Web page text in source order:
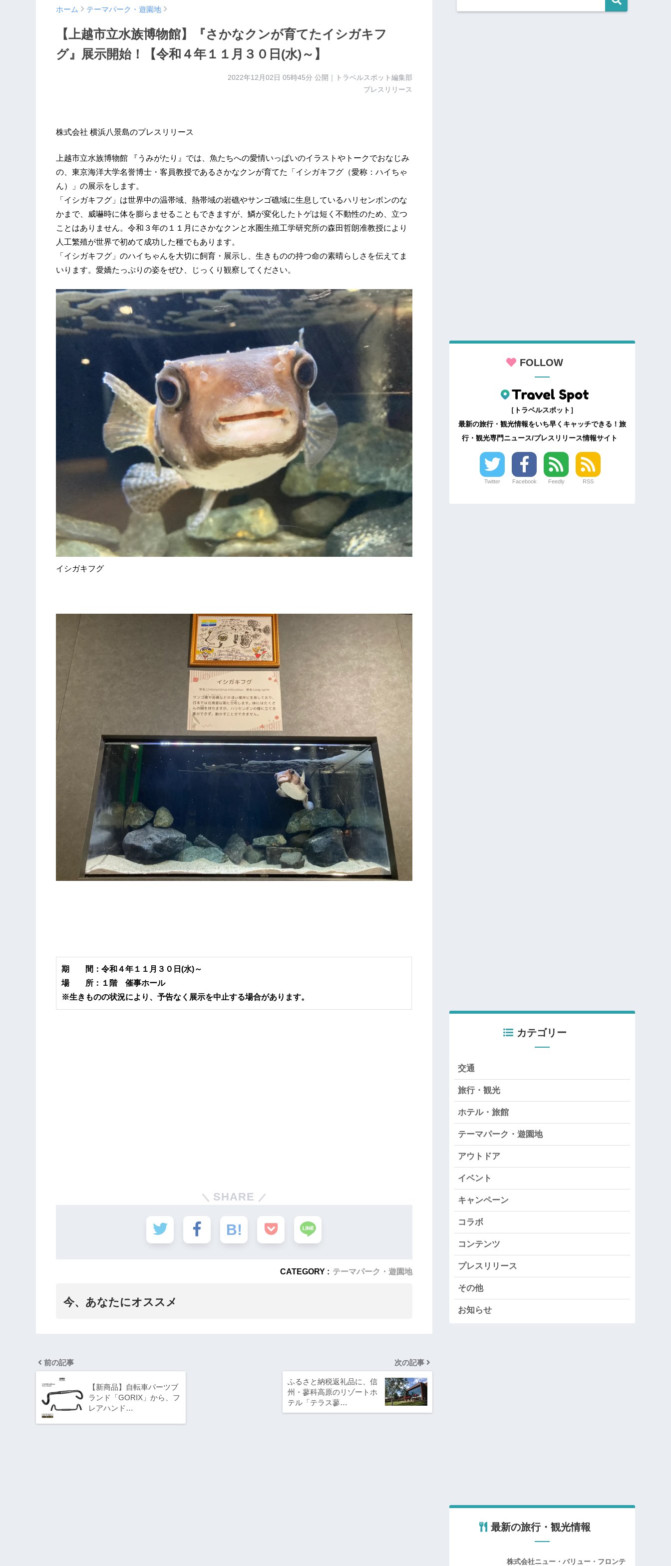
ホーム テーマパーク・遊園地
【上越市立水族博物館】『さかなクンが育てたイシガキフ
グ』展示開始！【令和４年１１月３０日(水)～】
2022年12月02日 05時45分 公開｜トラベルスポット編集部
プレスリリース
株式会社 横浜八景島のプレスリリース
上越市立水族博物館 『うみがたり』では、魚たちへの愛情いっぱいのイラストやトークでおなじみ
の、東京海洋大学名誉博士・客員教授であるさかなクンが育てた「イシガキフグ（愛称：ハイちゃ
ん）」の展示をします。
「イシガキフグ」は世界中の温帯域、熱帯域の岩礁やサンゴ礁域に生息しているハリセンボンのな
かまで、威嚇時に体を膨らませることもできますが、鱗が変化したトゲは短く不動性のため、立つ
ことはありません。令和３年の１１月にさかなクンと水圏生殖工学研究所の森田哲朗准教授により
人工繁殖が世界で初めて成功した種でもあります。
「イシガキフグ」のハイちゃんを大切に飼育・展示し、生きものの持つ命の素晴らしさを伝えてま
いります。愛嬌たっぷりの姿をぜひ、じっくり観察してください。
イシガキフグ
期 間：令和４年１１月３０日(水)～
場 所：１階 催事ホール
※生きものの状況により、予告なく展示を中止する場合があります。
SHARE
CATEGORY : テーマパーク・遊園地
今、あなたにオススメ
前の記事
【新商品】自転車パーツブ
ランド「GORIX」から、フ
レアハンド…
次の記事
ふるさと納税返礼品に、信
州・蓼科高原のリゾートホ
テル「テラス蓼…
FOLLOW
［トラベルスポット］
最新の旅行・観光情報をいち早くキャッチできる！旅
行・観光専門ニュース/プレスリリース情報サイト
Twitter Facebook Feedly RSS
カテゴリー
交通
旅行・観光
ホテル・旅館
テーマパーク・遊園地
アウトドア
イベント
キャンペーン
コラボ
コンテンツ
プレスリリース
その他
お知らせ
最新の旅行・観光情報
株式会社ニュー・バリュー・フロンテ